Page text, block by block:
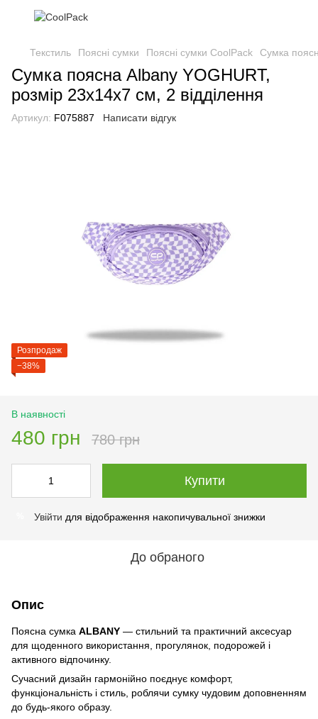
Текстиль Поясні сумки Поясні сумки CoolPack Сумка
Сумка поясна Albany YOGHURT,
розмір 23х14х7 см, 2 відділення
Артикул: F075887 Написати відгук
Розпродаж
−38%
В наявності
480 грн 780 грн
Купити
Увійти для відображення накопичувальної знижки
До обраного
Опис
Поясна сумка ALBANY — стильний та практичний аксесуар
для щоденного використання, прогулянок, подорожей і
активного відпочинку.
Сучасний дизайн гармонійно поєднує комфорт,
функціональність і стиль, роблячи сумку чудовим доповненням
до будь-якого образу.